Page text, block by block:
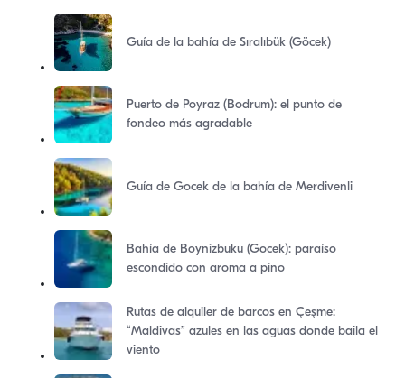
Guía de la bahía de Sıralıbük (Göcek)
Puerto de Poyraz (Bodrum): el punto de
fondeo más agradable
Guía de Gocek de la bahía de Merdivenli
Bahía de Boynizbuku (Gocek): paraíso
escondido con aroma a pino
Rutas de alquiler de barcos en Çeşme:
“Maldivas” azules en las aguas donde baila el
viento